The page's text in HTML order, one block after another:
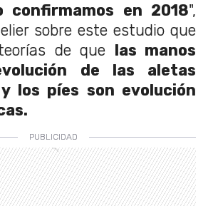
confirmamos en 2018",
sobre este estudio que
de que las manos
de las aletas
los píes son evolución